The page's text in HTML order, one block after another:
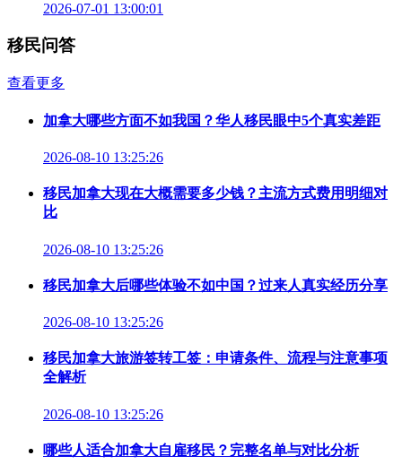
2026-07-01 13:00:01
移民问答
查看更多
加拿大哪些方面不如我国？华人移民眼中5个真实差距
2026-08-10 13:25:26
移民加拿大现在大概需要多少钱？主流方式费用明细对
比
2026-08-10 13:25:26
移民加拿大后哪些体验不如中国？过来人真实经历分享
2026-08-10 13:25:26
移民加拿大旅游签转工签：申请条件、流程与注意事项
全解析
2026-08-10 13:25:26
哪些人适合加拿大自雇移民？完整名单与对比分析